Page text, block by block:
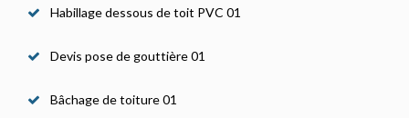
Habillage dessous de toit PVC 01
Devis pose de gouttière 01
Bâchage de toiture 01